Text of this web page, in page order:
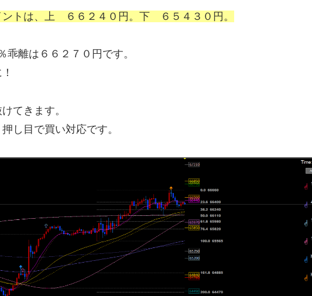
ントは、上 ６６２４０円。下 ６５４３０円。
離は６６２７０円です。
てきます。
し目で買い対応です。